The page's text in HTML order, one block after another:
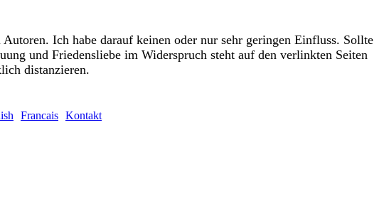
Ich habe darauf keinen oder nur sehr geringen Einfluss. Sollte
und Friedensliebe im Widerspruch steht auf den verlinkten Seiten
distanzieren.
Francais Kontakt